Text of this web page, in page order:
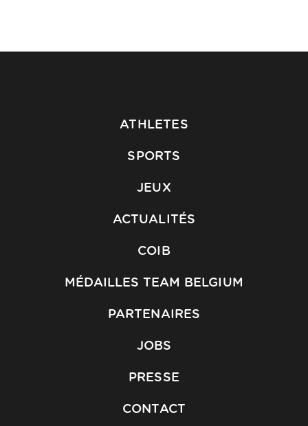
ATHLETES
SPORTS
JEUX
ACTUALITÉS
COIB
MÉDAILLES TEAM BELGIUM
PARTENAIRES
JOBS
PRESSE
CONTACT